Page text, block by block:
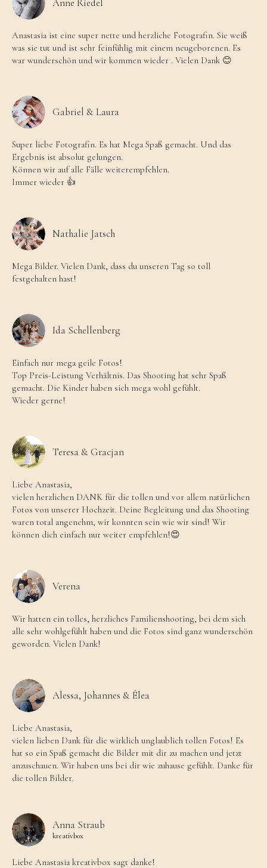
Anne Riedel
Anastasia ist eine super nette und herzliche Fotografin. Sie weiß
was sie tut und ist sehr feinfühlig mit einem neugeborenen. Es
war wunderschön und wir kommen wieder . Vielen Dank 😊
Gabriel & Laura
Super liebe Fotografin. Es hat Mega Spaß gemacht. Und das
Ergebnis ist absolut gelungen.
Können wir auf alle Fälle weiterempfehlen.
Immer wieder 👍
Nathalie Jatsch
Mega Bilder. Vielen Dank, dass du unseren Tag so toll
festgehalten hast!
Ida Schellenberg
Einfach nur mega geile Fotos!
Top Preis-Leistung Verhältnis. Das Shooting hat sehr Spaß
gemacht. Die Kinder haben sich mega wohl gefühlt.
Wieder gerne!
Teresa & Gracjan
Liebe Anastasia,
vielen herzlichen DANK für die tollen und vor allem natürlichen
Fotos von unserer Hochzeit. Deine Begleitung und das Shooting
waren total angenehm, wir konnten sein wie wir sind! Wir
können dich einfach nur weiter empfehlen!😍
Verena
Wir hatten ein tolles, herzliches Familienshooting, bei dem sich
alle sehr wohlgefühlt haben und die Fotos sind ganz wunderschön
geworden. Vielen Dank!
Alessa, Johannes & Élea
Liebe Anastasia,
vielen lieben Dank für die wirklich unglaublich tollen Fotos! Es
hat so ein Spaß gemacht die Bilder mit dir zu machen und jetzt
anzuschauen. Wir haben uns bei dir wie zuhause gefühlt. Danke für
die tollen Bilder.
Anna Straub
kreativbox
Liebe Anastasia kreativbox sagt danke!